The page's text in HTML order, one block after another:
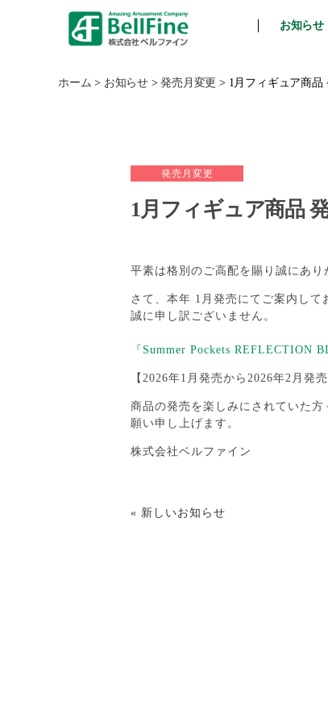
フ
お知らせ
ホーム > お知らせ>発売月変更 > 1月フィギュア商
発売月変更
1月フィギュア商品
平素は格別のご高配を賜り誠にあり
さて、本年 1月発売にてご案内して
誠に申し訳ございません。
『Summer Pockets REFLECTION
【2026年1月発売から2026年2月発売
商品の発売を楽しみにされていた
願い申し上げます。
株式会社ベルファイン
« 新しいお知らせ